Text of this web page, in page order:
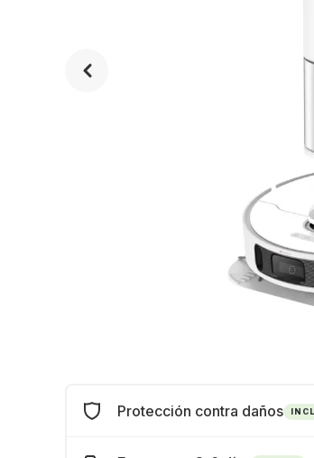
Protección contra daños